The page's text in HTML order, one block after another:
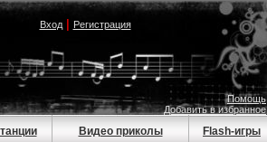
Вход| Регистрация
Помощь
Добавить в избранное
Видео приколы Flash-игры